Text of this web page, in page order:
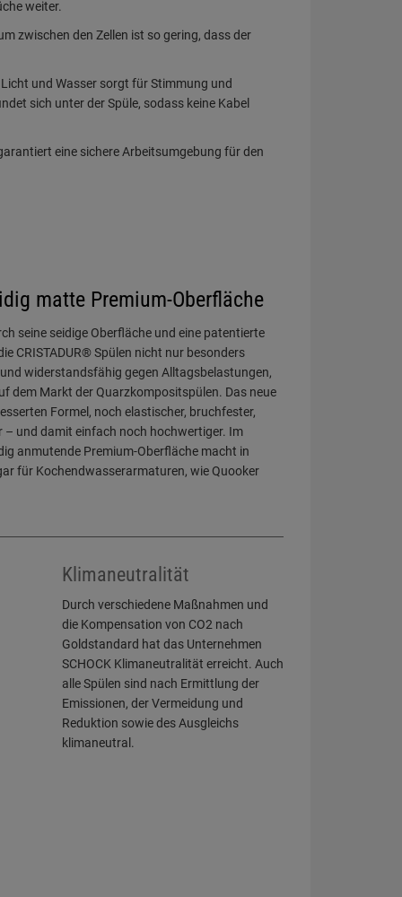
matte Premium-Oberfläche
seine seidige Oberfläche und eine patentierte
CRISTADUR® Spülen nicht nur besonders
widerstandsfähig gegen Alltagsbelastungen,
dem Markt der Quarzkompositspülen. Das neue
Formel, noch elastischer, bruchfester,
– und damit einfach noch hochwertiger. Im
anmutende Premium-Oberfläche macht in
für Kochendwasserarmaturen, wie Quooker
Klimaneutralität
Durch verschiedene Maßnahmen und
die Kompensation von CO2 nach
Goldstandard hat das Unternehmen
SCHOCK Klimaneutralität erreicht. Auch
alle Spülen sind nach Ermittlung der
Emissionen, der Vermeidung und
Reduktion sowie des Ausgleichs
klimaneutral.